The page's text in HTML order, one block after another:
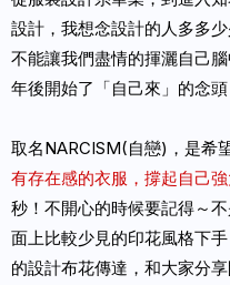
設計，我想念設計的人多多
不能讓我們盡情的揮灑自己
年後開始了「自己來」的念頭
取名NARCISM(自戀)，是希
有存在感的衣服，撐起自己
秒！不開心的時候要記得～
面上比較少見的印花風格下
的設計布花傳達，和大家分